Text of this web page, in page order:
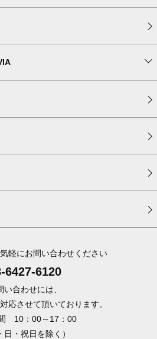
軽にお問い合わせください
6427-6120
い合わせには、
応させて頂いております。
10：00～17：00
日・祝日を除く）